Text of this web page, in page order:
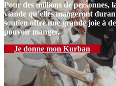
Pour des millions de personnes,
viande qu’elles mangeront
soutien offre une grande joie à
pouvoir manger.
Je donne mon Kurban